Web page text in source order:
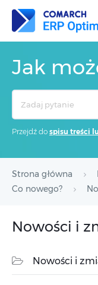
Jak
Przejdź do spisu treści
Strona główna
Co nowego?
Nowości i
Nowości i